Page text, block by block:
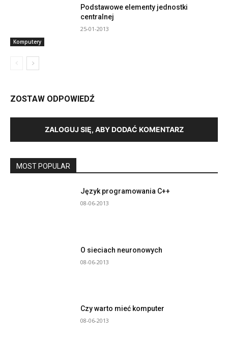
Komputery
Podstawowe elementy jednostki
centralnej
25-01-2013
ZOSTAW ODPOWIEDŹ
ZALOGUJ SIĘ, ABY DODAĆ KOMENTARZ
MOST POPULAR
Język programowania C++
08-06-2013
O sieciach neuronowych
08-06-2013
Czy warto mieć komputer
08-06-2013